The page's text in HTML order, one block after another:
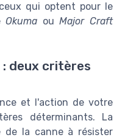
qui optent pour le
Okuma ouMajor Craft
: deux critères
et l'action de votre
déterminants. La
de la canne à résister